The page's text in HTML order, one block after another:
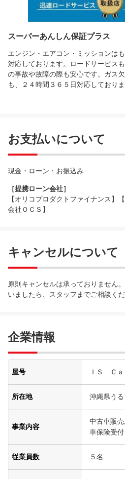
スーパーあんしん保証プラス
エンジン・エアコン・ミッションは
対応しております。ロードサービス
の事故や故障の際も安心です。ガス
も、２４時間３６５日対応しておりま
お支払いについて
現金・ローン・お振込み
［提携ローン会社］
【オリコプロダクトファイナンス】
会社ＯＣＳ】
キャンセルについて
原則キャンセルは承っておりません
いましたら、スタッフまでご相談くだ
企業情報
屋号 ＩＳ Ｃ
所在地 沖縄県うる
事業内容
中古車販
車保険受
従業員数 ５名